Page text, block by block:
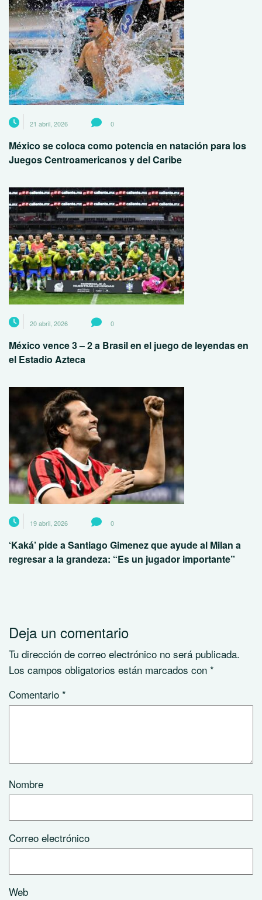
21 abril, 2026 0
México se coloca como potencia en natación para los
Juegos Centroamericanos y del Caribe
20 abril, 2026 0
México vence 3 – 2 a Brasil en el juego de leyendas en
el Estadio Azteca
19 abril, 2026 0
‘Kaká’ pide a Santiago Gimenez que ayude al Milan a
regresar a la grandeza: “Es un jugador importante”
Deja un comentario
Tu dirección de correo electrónico no será publicada.
Los campos obligatorios están marcados con *
Comentario *
Nombre
Correo electrónico
Web